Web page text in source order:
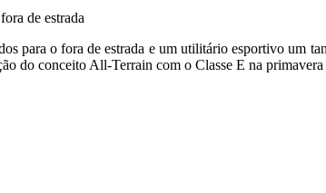
para o fora de estrada e um utilitário esportivo um
do conceito All-Terrain com o Classe E na